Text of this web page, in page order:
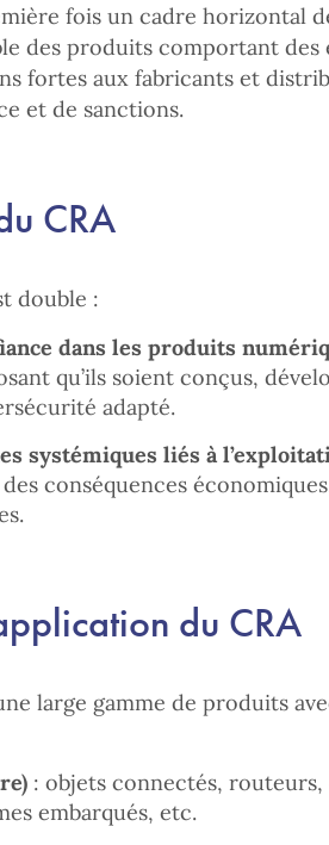
fois un cadre horizontal
des produits comportant
fortes aux fabricants et
et de sanctions.
CRA
double :
dans les produits
qu’ils soient conçus,
adapté.
systémiques liés à
conséquences
du CRA
large gamme de produits
: objets connectés,
embarqués, etc.